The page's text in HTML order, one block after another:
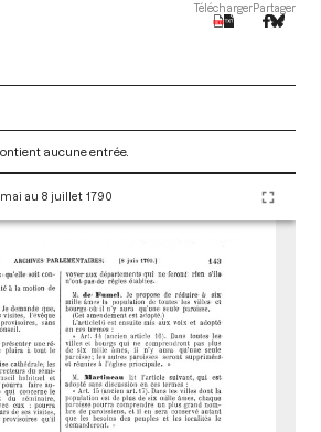
TéléchargerPartager
aucune entrée.
mai au 8 juillet 1790